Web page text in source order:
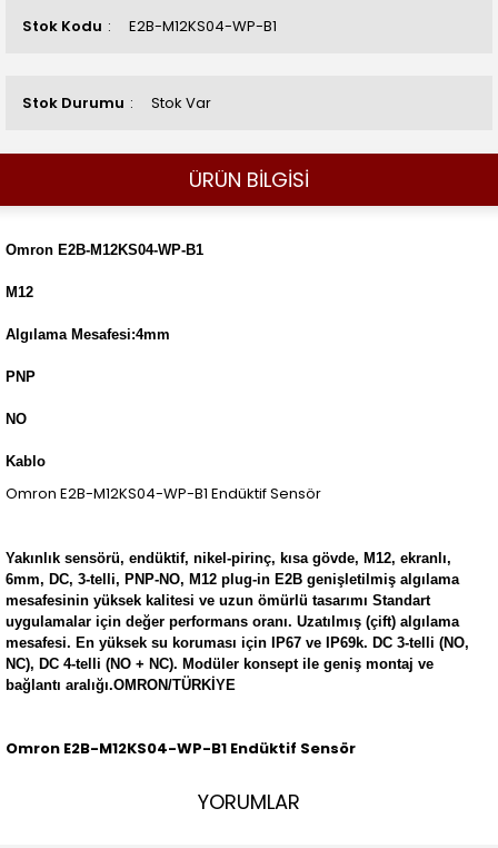
Stok Kodu E2B-M12KS04-WP-B1
Stok Durumu Stok Var
ÜRÜN BİLGİSİ
Omron E2B-M12KS04-WP-B1
M12
Algılama Mesafesi:4mm
PNP
NO
Kablo
Omron E2B-M12KS04-WP-B1 Endüktif Sensör
Yakınlık sensörü, endüktif, nikel-pirinç, kısa gövde, M12, ekranlı,
6mm, DC, 3-telli, PNP-NO, M12 plug-in E2B genişletilmiş algılama
mesafesinin yüksek kalitesi ve uzun ömürlü tasarımı Standart
uygulamalar için değer performans oranı. Uzatılmış (çift) algılama
mesafesi. En yüksek su koruması için IP67 ve IP69k. DC 3-telli (NO,
NC), DC 4-telli (NO + NC). Modüler konsept ile geniş montaj ve
bağlantı aralığı.OMRON/TÜRKİYE
Omron E2B-M12KS04-WP-B1 Endüktif Sensör
YORUMLAR